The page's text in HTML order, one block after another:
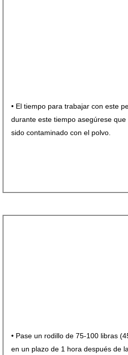
• El tiempo para trabajar con este
durante este tiempo asegúrese
sido contaminado con el polvo.
• Pase un rodillo de 75-100 libras
en un plazo de 1 hora después de